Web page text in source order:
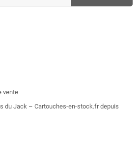
vente
du Jack – Cartouches-en-stock.fr depuis